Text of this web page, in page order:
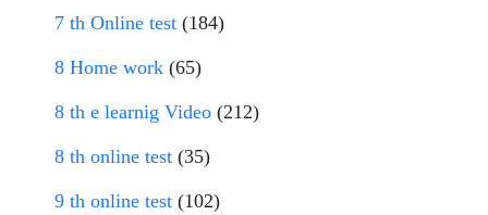
7 th Online test (184)
8 Home work (65)
8 th e learnig Video (212)
8 th online test (35)
9 th online test (102)